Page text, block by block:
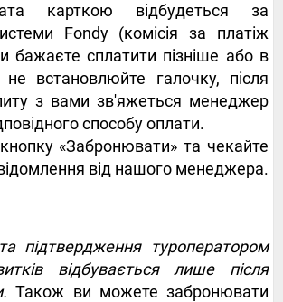
карткою відбудеться за
Fondy (комісія за платіж
бажаєте сплатити пізніше або в
не встановлюйте галочку, після
з вами зв'яжеться менеджер
способу оплати.
«Забронювати» та чекайте
від нашого менеджера.
підтвердження туроператором
відбувається лише після
Також ви можете забронювати